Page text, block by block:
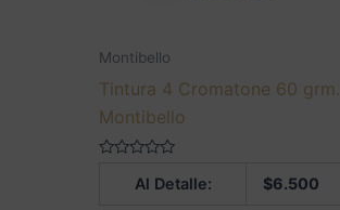
Montibello
Tintura 4 Cromatone 60 grm.
Montibello
Al Detalle: $6.500